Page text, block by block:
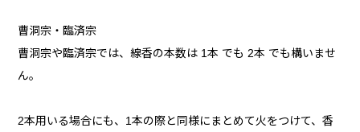
曹洞宗・臨済宗
曹洞宗や臨済宗では、線香の本数は 1本 でも 2本 でも構いませ
ん。
2本用いる場合にも、1本の際と同様にまとめて火をつけて、香